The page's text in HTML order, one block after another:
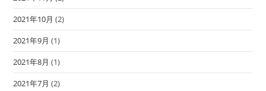
2021年10月 (2)
2021年9月 (1)
2021年8月 (1)
2021年7月 (2)